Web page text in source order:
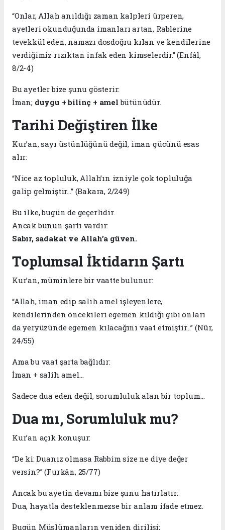
“Onlar, Allah anıldığı zaman kalpleri ürperen,
ayetleri okunduğunda imanları artan, Rablerine
tevekkül eden, namazı dosdoğru kılan ve kendilerine
verdiğimiz rızıktan infak eden kimselerdir.” (Enfâl,
8/2-4)
Bu ayetler bize şunu gösterir:
İman; duygu + bilinç + amel bütünüdür.
Tarihi Değiştiren İlke
Kur’an, sayı üstünlüğünü değil, iman gücünü esas
alır:
“Nice az topluluk, Allah’ın izniyle çok topluluğa
galip gelmiştir…” (Bakara, 2/249)
Bu ilke, bugün de geçerlidir.
Ancak bunun şartı vardır:
Sabır, sadakat ve Allah’a güven.
Toplumsal İktidarın Şartı
Kur’an, müminlere bir vaatte bulunur:
“Allah, iman edip salih amel işleyenlere,
kendilerinden öncekileri egemen kıldığı gibi onları
da yeryüzünde egemen kılacağını vaat etmiştir…” (Nûr,
24/55)
Ama bu vaat şarta bağlıdır:
İman + salih amel…
Sadece dua eden değil, sorumluluk alan bir toplum…
Dua mı, Sorumluluk mu?
Kur’an açık konuşur:
“De ki: Duanız olmasa Rabbim size ne diye değer
versin?” (Furkân, 25/77)
Ancak bu ayetin devamı bize şunu hatırlatır:
Dua, hayatla desteklenmezse bir anlam ifade etmez.
Bugün Müslümanların yeniden dirilişi;